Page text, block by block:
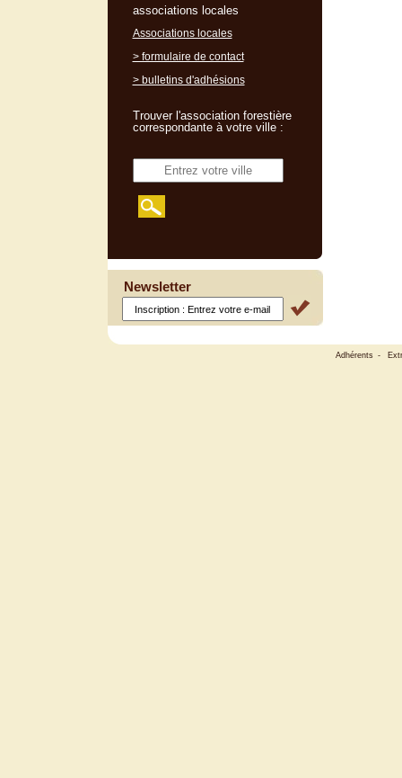
associations locales
Associations locales
> formulaire de contact
> bulletins d'adhésions
Trouver l'association forestière
correspondante à votre ville :
Newsletter
Adhérents -